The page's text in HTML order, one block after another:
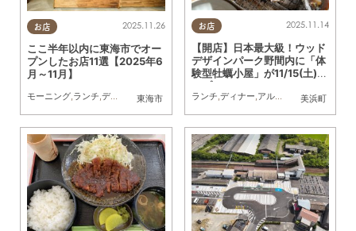
お店
東海市
2025.11.26
ここ半年以内に東海市でオー
プンしたお店11選【2025年6
月～11月】
モーニング,ランチ,ディナー ,パン,スイーツ,テイクアウト,開店,リニューアル,ビュー
お店
美浜町
2025.11.14
【開店】日本最大級！ウッド
デザインパーク野間内に「体
験型牡蠣小屋」が11/15(土)オ
ープン
ランチ ディナー アルコール ,リニューアル